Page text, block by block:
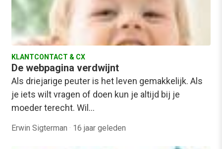
KLANTCONTACT & CX
De webpagina verdwijnt
Als driejarige peuter is het leven gemakkelijk. Als
je iets wilt vragen of doen kun je altijd bij je
moeder terecht. Wil…
Erwin Sigterman · 16 jaar geleden